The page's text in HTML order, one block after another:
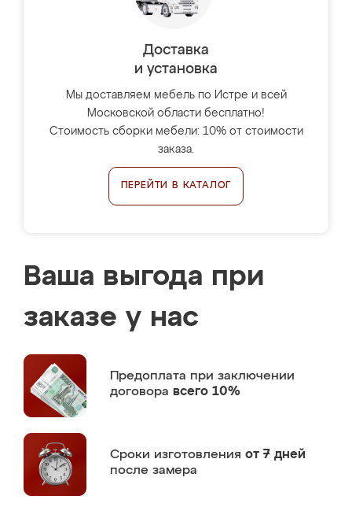
Доставка
и установка
Мы доставляем мебель по Истре и всей
Московской области бесплатно!
Стоимость сборки мебели: 10% от стоимости
заказа.
ПЕРЕЙТИ В КАТАЛОГ
Ваша выгода при
заказе у нас
Предоплата при заключении
договора всего 10%
Сроки изготовления от 7 дней
после замера